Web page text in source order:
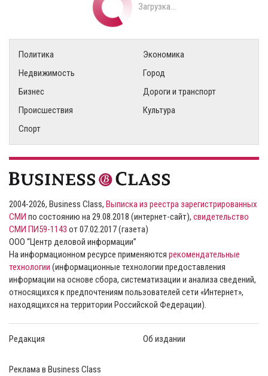
Загрузка...
Политика
Экономика
Недвижимость
Город
Бизнес
Дороги и транспорт
Происшествия
Культура
Спорт
2004-2026, Business Class, Выписка из реестра зарегистрированных
СМИ по состоянию на 29.08.2018 (интернет-сайт), свидетельство
СМИ ПИ59-1143 от 07.02.2017 (газета)
ООО “Центр деловой информации”
На информационном ресурсе применяются рекомендательные
технологии (информационные технологии предоставления
информации на основе сбора, систематизации и анализа сведений,
относящихся к предпочтениям пользователей сети «Интернет»,
находящихся на территории Российской Федерации).
Редакция Об издании
Реклама в Business Class